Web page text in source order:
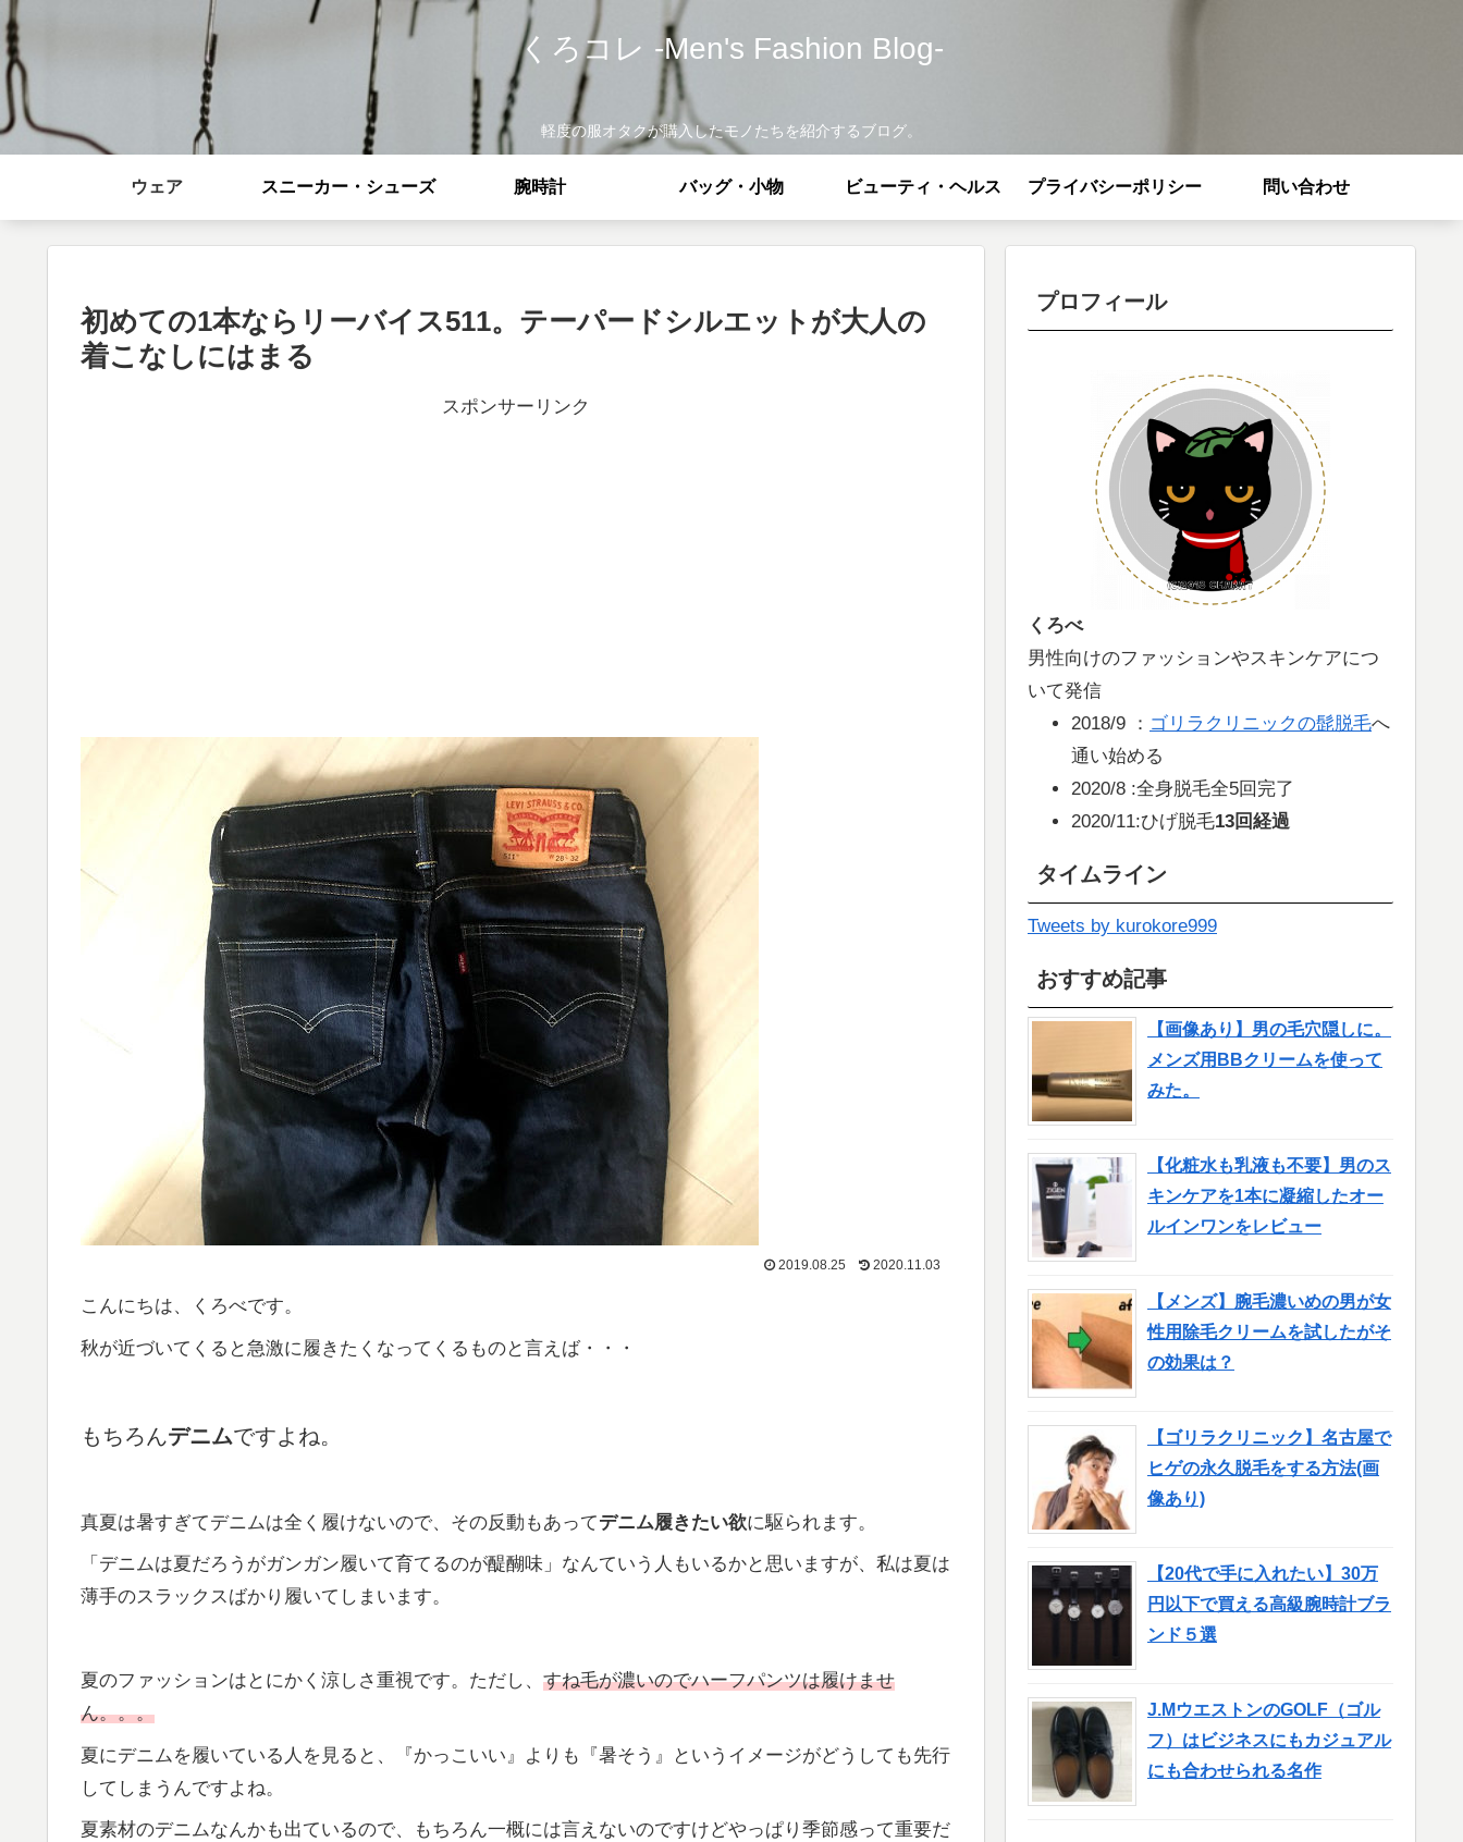
くろコレ -Men's Fashion Blog-
軽度の服オタクが購入したモノたちを紹介するブログ。
ウェア スニーカー・シューズ 腕時計 バッグ・小物 ビューティ・ヘルス プライバシーポリシー 問い合わせ
初めての1本ならリーバイス511。テーパードシルエットが大人の
着こなしにはまる
スポンサーリンク
2019.08.25 2020.11.03
こんにちは、くろべです。
秋が近づいてくると急激に履きたくなってくるものと言えば・・・
もちろんデニムですよね。
真夏は暑すぎてデニムは全く履けないので、その反動もあってデニム履きたい欲に駆られます。
「デニムは夏だろうがガンガン履いて育てるのが醍醐味」なんていう人もいるかと思いますが、私は夏は
薄手のスラックスばかり履いてしまいます。
夏のファッションはとにかく涼しさ重視です。ただし、 すね毛が濃いのでハーフパンツは履けませ
ん。。。
夏にデニムを履いている人を見ると、『かっこいい』よりも『暑そう』というイメージがどうしても先行
してしまうんですよね。
夏素材のデニムなんかも出ているので、もちろん一概には言えないのですけどやっぱり季節感って重要だ
プロフィール
くろべ
男性向けのファッションやスキンケアにつ
いて発信
2018/9 ： ゴリラクリニックの髭脱毛へ
通い始める
2020/8 :全身脱毛全5回完了
2020/11:ひげ脱毛13回経過
タイムライン
Tweets by kurokore999
おすすめ記事
【画像あり】男の毛穴隠しに。
メンズ用BBクリームを使って
みた。
【化粧水も乳液も不要】男のス
キンケアを1本に凝縮したオー
ルインワンをレビュー
【メンズ】腕毛濃いめの男が女
性用除毛クリームを試したがそ
の効果は？
【ゴリラクリニック】名古屋で
ヒゲの永久脱毛をする方法(画
像あり)
【20代で手に入れたい】30万
円以下で買える高級腕時計ブラ
ンド５選
J.MウエストンのGOLF（ゴル
フ）はビジネスにもカジュアル
にも合わせられる名作